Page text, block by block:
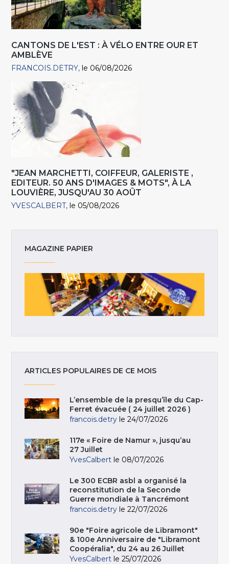
CANTONS DE L'EST : À VÉLO ENTRE OUR ET
AMBLÈVE
FRANCOIS.DETRY le 06/08/2026
"JEAN MARCHETTI, COIFFEUR, GALERISTE ,
EDITEUR. 50 ANS D'IMAGES & MOTS", À LA
LOUVIÈRE, JUSQU'AU 30 AOÛT
YVESCALBERT le 05/08/2026
MAGAZINE PAPIER
ARTICLES POPULAIRES DE CE MOIS
L’ensemble de la presqu’île du Cap-
Ferret évacuée ( 24 juillet 2026 )
francois.detry le 24/07/2026
117e « Foire de Namur », jusqu’au
27 Juillet
YvesCalbert le 08/07/2026
Le 300 ECBR asbl a organisé la
reconstitution de la Seconde
Guerre mondiale à Tancrémont
francois.detry le 22/07/2026
90e "Foire agricole de Libramont"
& 100e Anniversaire de "Libramont
Coopéralia", du 24 au 26 Juillet
YvesCalbert le 25/07/2026